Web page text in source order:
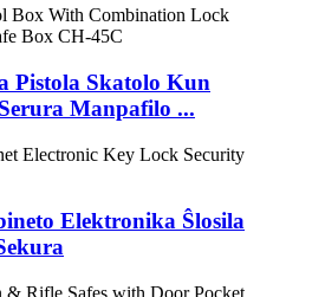
Pistola Skatolo Kun
Manpafilo ...
Elektronika Ŝlosila